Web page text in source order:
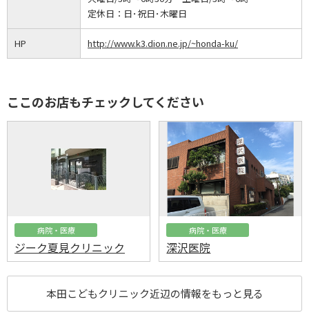
定休日： 日･祝日･木曜日
HP http://www.k3.dion.ne.jp/~honda-ku/
ここのお店もチェックしてください
病院・医療
ジーク夏見クリニック
病院・医療
深沢医院
本田こどもクリニック近辺の情報をもっと見る